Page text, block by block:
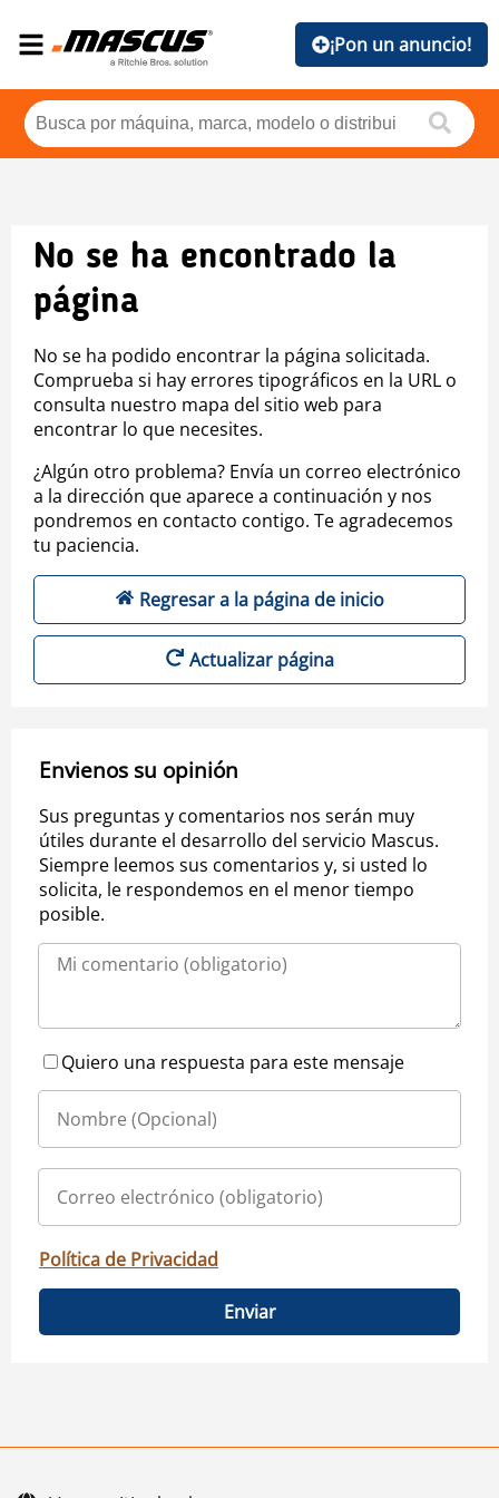
¡Pon un anuncio!
No se ha encontrado la
página
No se ha podido encontrar la página solicitada.
Comprueba si hay errores tipográficos en la URL o
consulta nuestro mapa del sitio web para
encontrar lo que necesites.
¿Algún otro problema? Envía un correo electrónico
a la dirección que aparece a continuación y nos
pondremos en contacto contigo. Te agradecemos
tu paciencia.
Regresar a la página de inicio
Actualizar página
Envienos su opinión
Sus preguntas y comentarios nos serán muy
útiles durante el desarrollo del servicio Mascus.
Siempre leemos sus comentarios y, si usted lo
solicita, le respondemos en el menor tiempo
posible.
Quiero una respuesta para este mensaje
Política de Privacidad
Enviar